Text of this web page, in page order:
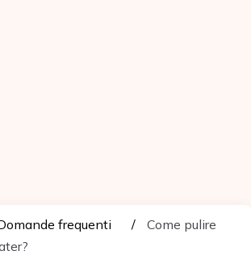
frequenti
Come pulire